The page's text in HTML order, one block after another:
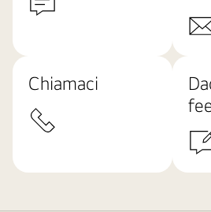
Chiamaci